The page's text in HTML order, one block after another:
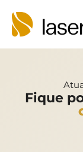
Fique